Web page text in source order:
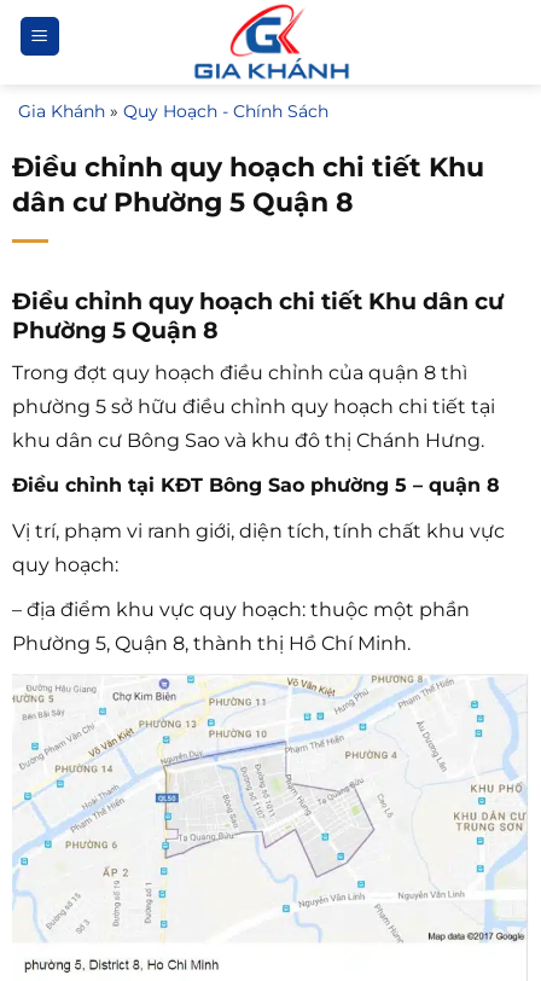
Bỏ
qua
dung
Gia Khánh » Quy Hoạch - Chính Sách
Điều chỉnh quy hoạch chi tiết Khu
dân cư Phường 5 Quận 8
Điều chỉnh quy hoạch chi tiết Khu dân cư
Phường 5 Quận 8
Trong đợt quy hoạch điều chỉnh của quận 8 thì
phường 5 sở hữu điều chỉnh quy hoạch chi tiết tại
khu dân cư Bông Sao và khu đô thị Chánh Hưng.
Điều chỉnh tại KĐT Bông Sao phường 5 – quận 8
Vị trí, phạm vi ranh giới, diện tích, tính chất khu vực
quy hoạch:
– địa điểm khu vực quy hoạch: thuộc một phần
Phường 5, Quận 8, thành thị Hồ Chí Minh.